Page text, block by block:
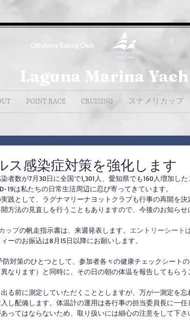
Offshore Saling Club
Laguna Marina
POINT RACE CRUISING スナメリカップ
ス感染症対策を強化します
者数が7月30日に全国で1,301人、愛知県でも160人増加した
19は私たちの日常生活周辺に忍び寄ってきています。
践として、ラグナマリーナヨットクラブも行事の再開を決
方法の見直しを行うこともありますので、今後のお知らせ
ップの帆走指示書は、来週発表します。 エントリーシート
ーのお振込は8月15日以降にお願いします。
防対策のひとつとして、参加者各々の健康チェックシート
なります）と同時に、その日の朝の体温を報告してもらう
る前に測定していただくこととしますが、万が一測定を忘
し配備します。体温計の運用は各行事の担当委員長に一任
ってはならないため、取り扱いには細心の注意をして下さ